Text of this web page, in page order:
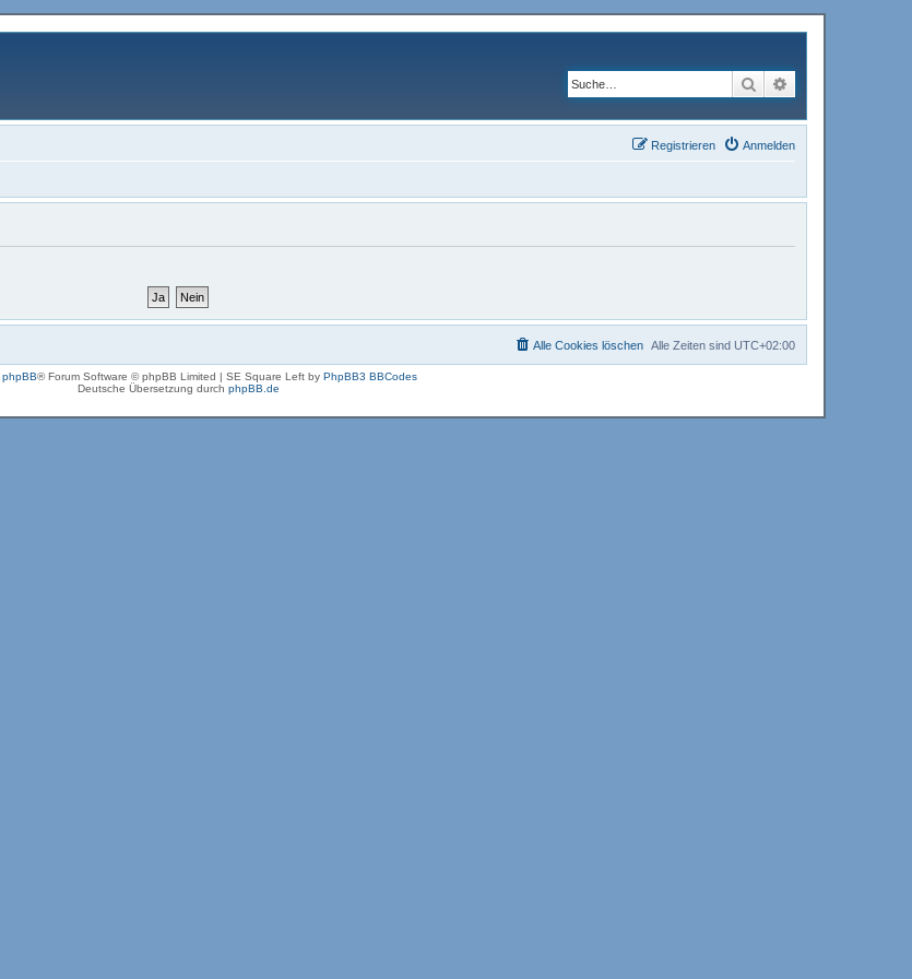
Suche
Anmelden
Registrieren
Alle Zeiten sind UTC+02:00
Alle Cookies löschen
phpBB® Forum Software © phpBB Limited | SE Square Left by PhpBB3 BBCodes
Deutsche Übersetzung durch phpBB.de